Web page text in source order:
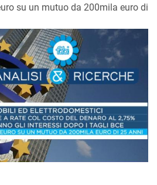
su un mutuo da 200mila euro di